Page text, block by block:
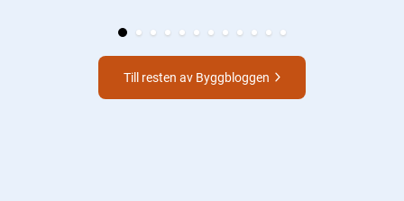
Till resten av Byggbloggen